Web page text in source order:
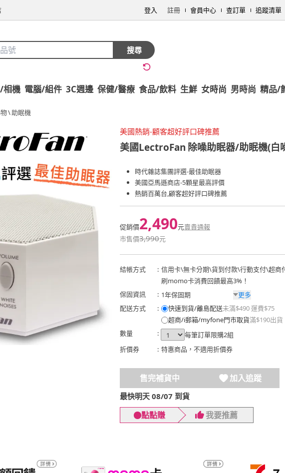
登入 註冊 會員中心 查訂單 追蹤清單
搜尋
相機 電腦/組件 3C週邊 保健/醫療 食品/飲料 生鮮 女時尚 男時尚 精品/
\助眠機
美國熱銷-顧客超好評口碑推薦
美國LectroFan 除噪助眠器/助眠機(白
時代雜誌集團評選-最佳助眠器
美國亞馬遜商店-5顆星最高評價
熱銷百萬台,顧客超好評口碑推薦
促銷價2,490元賣貴通報
市售價3,990元
結帳方式 : 信用卡\無卡分期\貨到付款\行動支付\超商
刷momo卡消費回饋最高3%！
保固資訊
: 1年保固期
更多
配送方式
: 快速到貨/離島配送未滿$490 運費$75
超商/i郵箱/myfone門市取貨滿$190出貨
數量
:
每筆訂單限購2組
折價券
: 特惠商品，不適用折價券
售完補貨中 加入追蹤
最快明天 08/07 到貨
點點賺 我要推薦